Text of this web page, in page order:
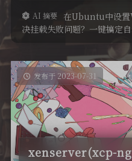
AI 摘要
在Ubuntu中设置
决挂载失败问题？一键搞定自
发布于 2023-07-31
xenserver(xcp-